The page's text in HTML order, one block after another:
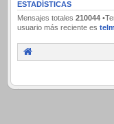
ESTADÍSTICAS
Mensajes totales 210044
usuario más reciente es
.